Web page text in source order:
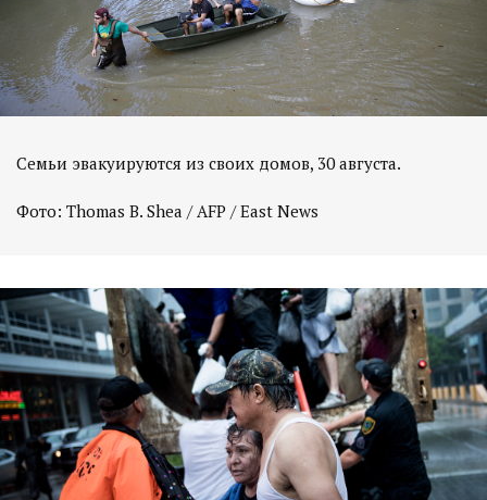
Семьи эвакуируются из своих домов, 30 августа.
Фото: Thomas B. Shea / AFP / East News